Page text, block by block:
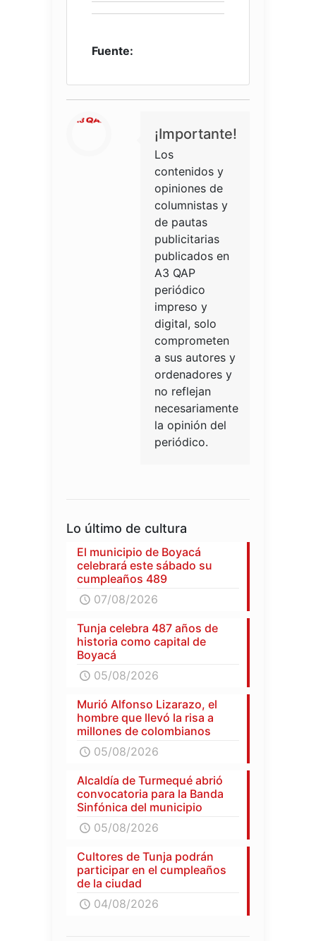
Fuente:
¡Importante!
Los
contenidos y
opiniones de
columnistas y
de pautas
publicitarias
publicados en
A3 QAP
periódico
impreso y
digital, solo
comprometen
a sus autores y
ordenadores y
no reflejan
necesariamente
la opinión del
periódico.
Lo último de cultura
El municipio de Boyacá
celebrará este sábado su
cumpleaños 489
07/08/2026
Tunja celebra 487 años de
historia como capital de
Boyacá
05/08/2026
Murió Alfonso Lizarazo, el
hombre que llevó la risa a
millones de colombianos
05/08/2026
Alcaldía de Turmequé abrió
convocatoria para la Banda
Sinfónica del municipio
05/08/2026
Cultores de Tunja podrán
participar en el cumpleaños
de la ciudad
04/08/2026